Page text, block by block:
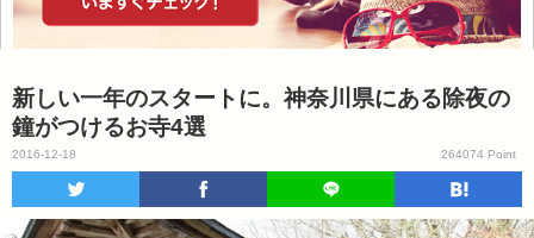
新しい一年のスタートに。神奈川県にある除夜の
鐘がつけるお寺4選
2016-12-18 264074 Point